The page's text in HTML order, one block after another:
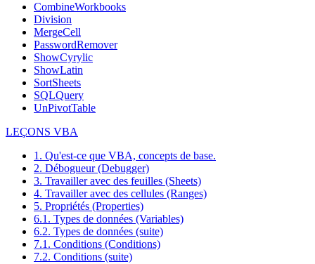
CombineWorkbooks
Division
MergeCell
PasswordRemover
ShowCyrylic
ShowLatin
SortSheets
SQLQuery
UnPivotTable
LEÇONS VBA
1. Qu'est-ce que VBA, concepts de base.
2. Débogueur (Debugger)
3. Travailler avec des feuilles (Sheets)
4. Travailler avec des cellules (Ranges)
5. Propriétés (Properties)
6.1. Types de données (Variables)
6.2. Types de données (suite)
7.1. Conditions (Conditions)
7.2. Conditions (suite)